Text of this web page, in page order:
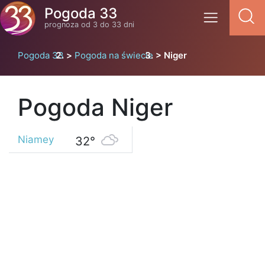
Pogoda 33
prognoza od 3 do 33 dni
Pogoda 33 Pogoda na świecie Niger
Pogoda Niger
Niamey 32°